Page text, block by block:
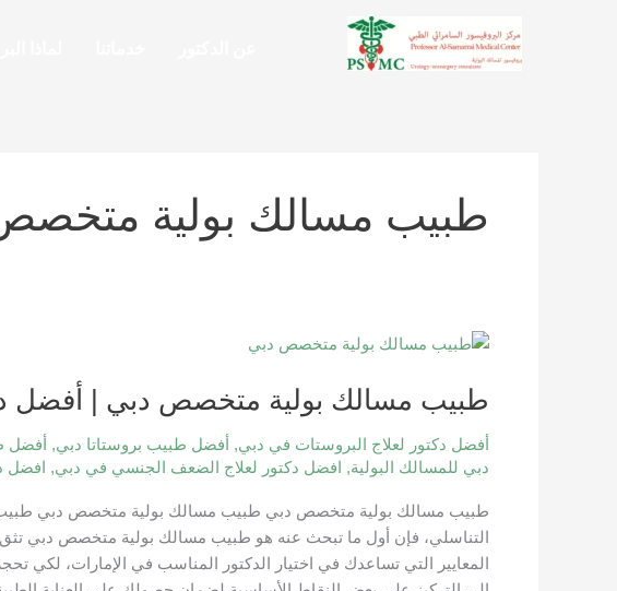
طبيب مسالك بولية
طبيب مسالك بولية متخصص دبي | أفضل
أفضل دكتور لعلاج البروستات في دبي, أفضل طبيب بروستاتا دبي, أفضل
دبي للمسالك البولية, افضل دكتور لعلاج الضعف الجنسي في دبي, افضل
التناسلي، فإن أول ما تبحث عنه هو طبيب مسالك بولية متخصص دبي
المعايير التي تساعدك في اختيار الدكتور المناسب في الإمارات، لكي
طبيب
بولية
دبي
|
أفضل
دكتور
مسالك
بولية